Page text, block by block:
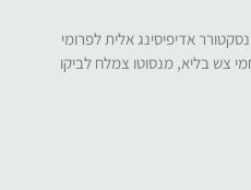
אדיפיסינג אלית לפרומי
צש בליא, מנסוטו צמלח לביקו